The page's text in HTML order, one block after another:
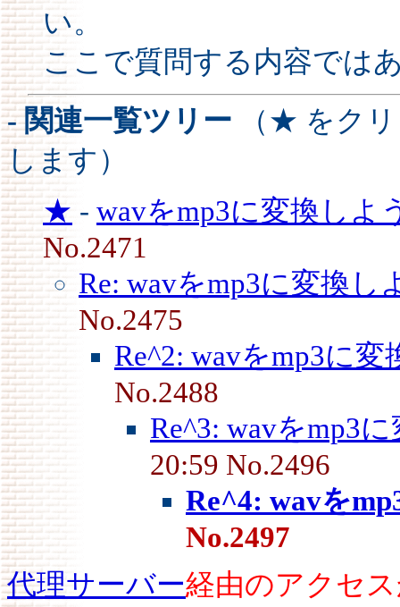
い。
ここで質問する内容では
- 関連一覧ツリー （★ をク
します）
★ - wavをmp3に変換し
No.2471
Re: wavをmp3に変換し
No.2475
Re^2: wavをmp3に
No.2488
Re^3: wavをmp3
20:59 No.2496
Re^4: wavを
No.2497
代理サーバー経由のアクセ